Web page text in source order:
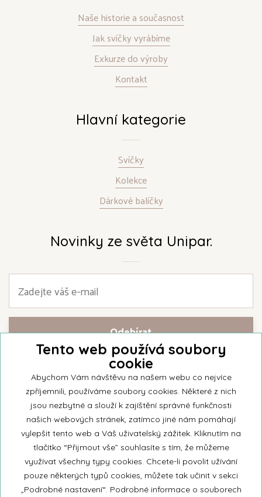
Naše historie a současnost
Jak svíčky vyrábíme
Exkurze do výroby
Kontakt
Hlavní kategorie
Svíčky
Kolekce
Dárkové balíčky
Novinky ze světa Unipar.
Přihlašte se k našemu newsletteru a buďte jako první informováni o
nejnovějších kolekcích svíček a aktualitách z rodinné firmy Unipar.
© 2026 Unipar
+420 571 651 531
Tento web používá soubory
cookie
Abychom Vám návštěvu na našem webu co nejvíce
zpříjemnili, používáme soubory cookies. Některé z nich
jsou nezbytné a slouží k zajíštění správné funkčnosti
našich webových stránek, zatímco jiné nám pomáhají
vylepšit tento web a Váš uživatelský zážitek. Kliknutím na
tlačítko “Přijmout vše” souhlasíte s tím, že můžeme
využívat všechny typy cookies. Chcete-li povolit užívání
pouze některých typů cookies, můžete tak učinit v sekci
„Podrobné nastavení“. Podrobné informace o souborech